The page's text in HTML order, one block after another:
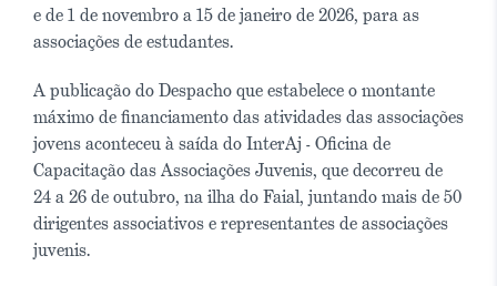
e de 1 de novembro a 15 de janeiro de 2026, para as
associações de estudantes.
A publicação do Despacho que estabelece o montante
máximo de financiamento das atividades das associações
jovens aconteceu à saída do InterAj - Oficina de
Capacitação das Associações Juvenis, que decorreu de
24 a 26 de outubro, na ilha do Faial, juntando mais de 50
dirigentes associativos e representantes de associações
juvenis.